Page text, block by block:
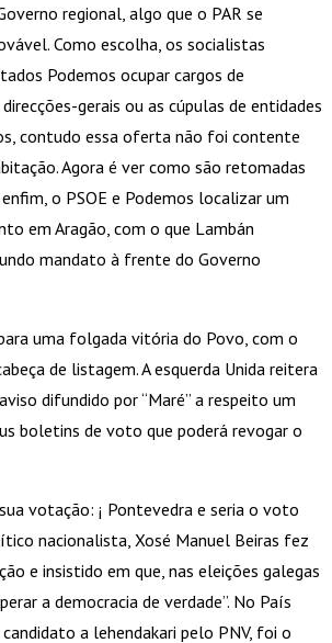
regional, algo que o PAR se
Como escolha, os socialistas
Podemos ocupar cargos de
gerais ou as cúpulas de entidades
contudo essa oferta não foi contente
Agora é ver como são retomadas
o PSOE e Podemos localizar um
em Aragão, com o que Lambán
mandato à frente do Governo
uma folgada vitória do Povo, com o
de listagem. A esquerda Unida reitera
difundido por “Maré” a respeito um
boletins de voto que poderá revogar o
votação: ¡ Pontevedra e seria o voto
nacionalista, Xosé Manuel Beiras fez
e insistido em que, nas eleições galegas
a democracia de verdade”. No País
a lehendakari pelo PNV, foi o